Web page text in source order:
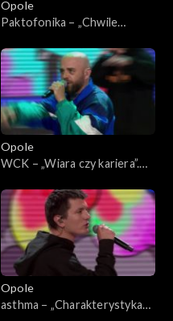
Opole
Paktofonika – „Chwile
„Hip-hop. Jedno podwórko”
Opole
WCK – „Wiara czy kariera”.
Jedno podwórko”
Opole
asthma – „Charakterystyka